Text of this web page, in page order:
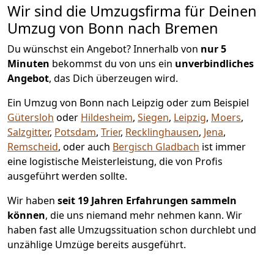
Wir sind die Umzugsfirma für Deinen
Umzug von Bonn nach Bremen
Du wünschst ein Angebot? Innerhalb von nur 5
Minuten bekommst du von uns ein unverbindliches
Angebot, das Dich überzeugen wird.
Ein Umzug von Bonn nach Leipzig oder zum Beispiel
Gütersloh oder Hildesheim, Siegen, Leipzig, Moers,
Salzgitter, Potsdam, Trier, Recklinghausen, Jena,
Remscheid, oder auch Bergisch Gladbach ist immer
eine logistische Meisterleistung, die von Profis
ausgeführt werden sollte.
Wir haben seit 19 Jahren Erfahrungen sammeln
können, die uns niemand mehr nehmen kann. Wir
haben fast alle Umzugssituation schon durchlebt und
unzählige Umzüge bereits ausgeführt.